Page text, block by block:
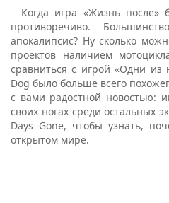
Когда игра «Жизнь после»
противоречиво.
апокалипсис? Ну сколько
проектов наличием
сравниться с игрой «Одни из
Dog было больше всего
с вами радостной новостью:
своих ногах среди остальных
Days Gone, чтобы узнать,
открытом мире.